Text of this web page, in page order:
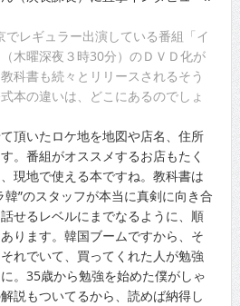
レギュラー出演している番組「イ
木曜深夜３時30分）のＤＶＤ化が
科書も続々とリリースされるそう
本の違いは、どこにあるのでしょ
頂いたロケ地を地図や店名、住所
。番組がオススメするお店もたく
現地で使える本ですね。教科書は
”のスタッフが本当に真剣に向き合
せるレベルにまでなるように、順
ります。韓国ブームですから、そ
れでいて、買ってくれた人が勉強
。35歳から勉強を始めた僕がしゃ
説もついてるから、読めば納得し